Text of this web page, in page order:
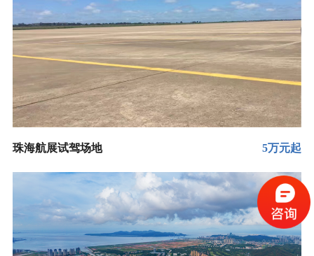
珠海航展试驾场地 5万元起